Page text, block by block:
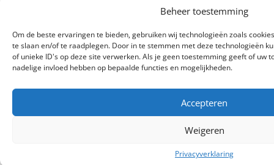
Beheer toestemming
Om de beste ervaringen te bieden, gebruiken wij technologieën zoals
te slaan en/of te raadplegen. Door in te stemmen met deze technologieën
of unieke ID's op deze site verwerken. Als je geen toestemming geeft of uw
nadelige invloed hebben op bepaalde functies en mogelijkheden.
Accepteren
Weigeren
Privacyverklaring